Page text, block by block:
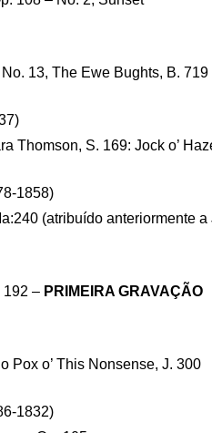
13, The Ewe Bughts, B. 719
Thomson, S. 169: Jock o’
1858)
(atribuído anteriormente
192 – PRIMEIRA GRAVAÇÃO
Pox o’ This Nonsense, J. 300
1832)